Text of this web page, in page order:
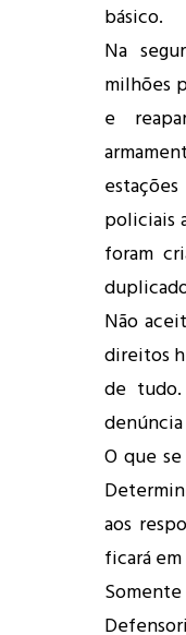
básico.
Na
milhões
e
policiais
foram
Não
direitos
de tudo.
denúncia
O que
aos
ficará